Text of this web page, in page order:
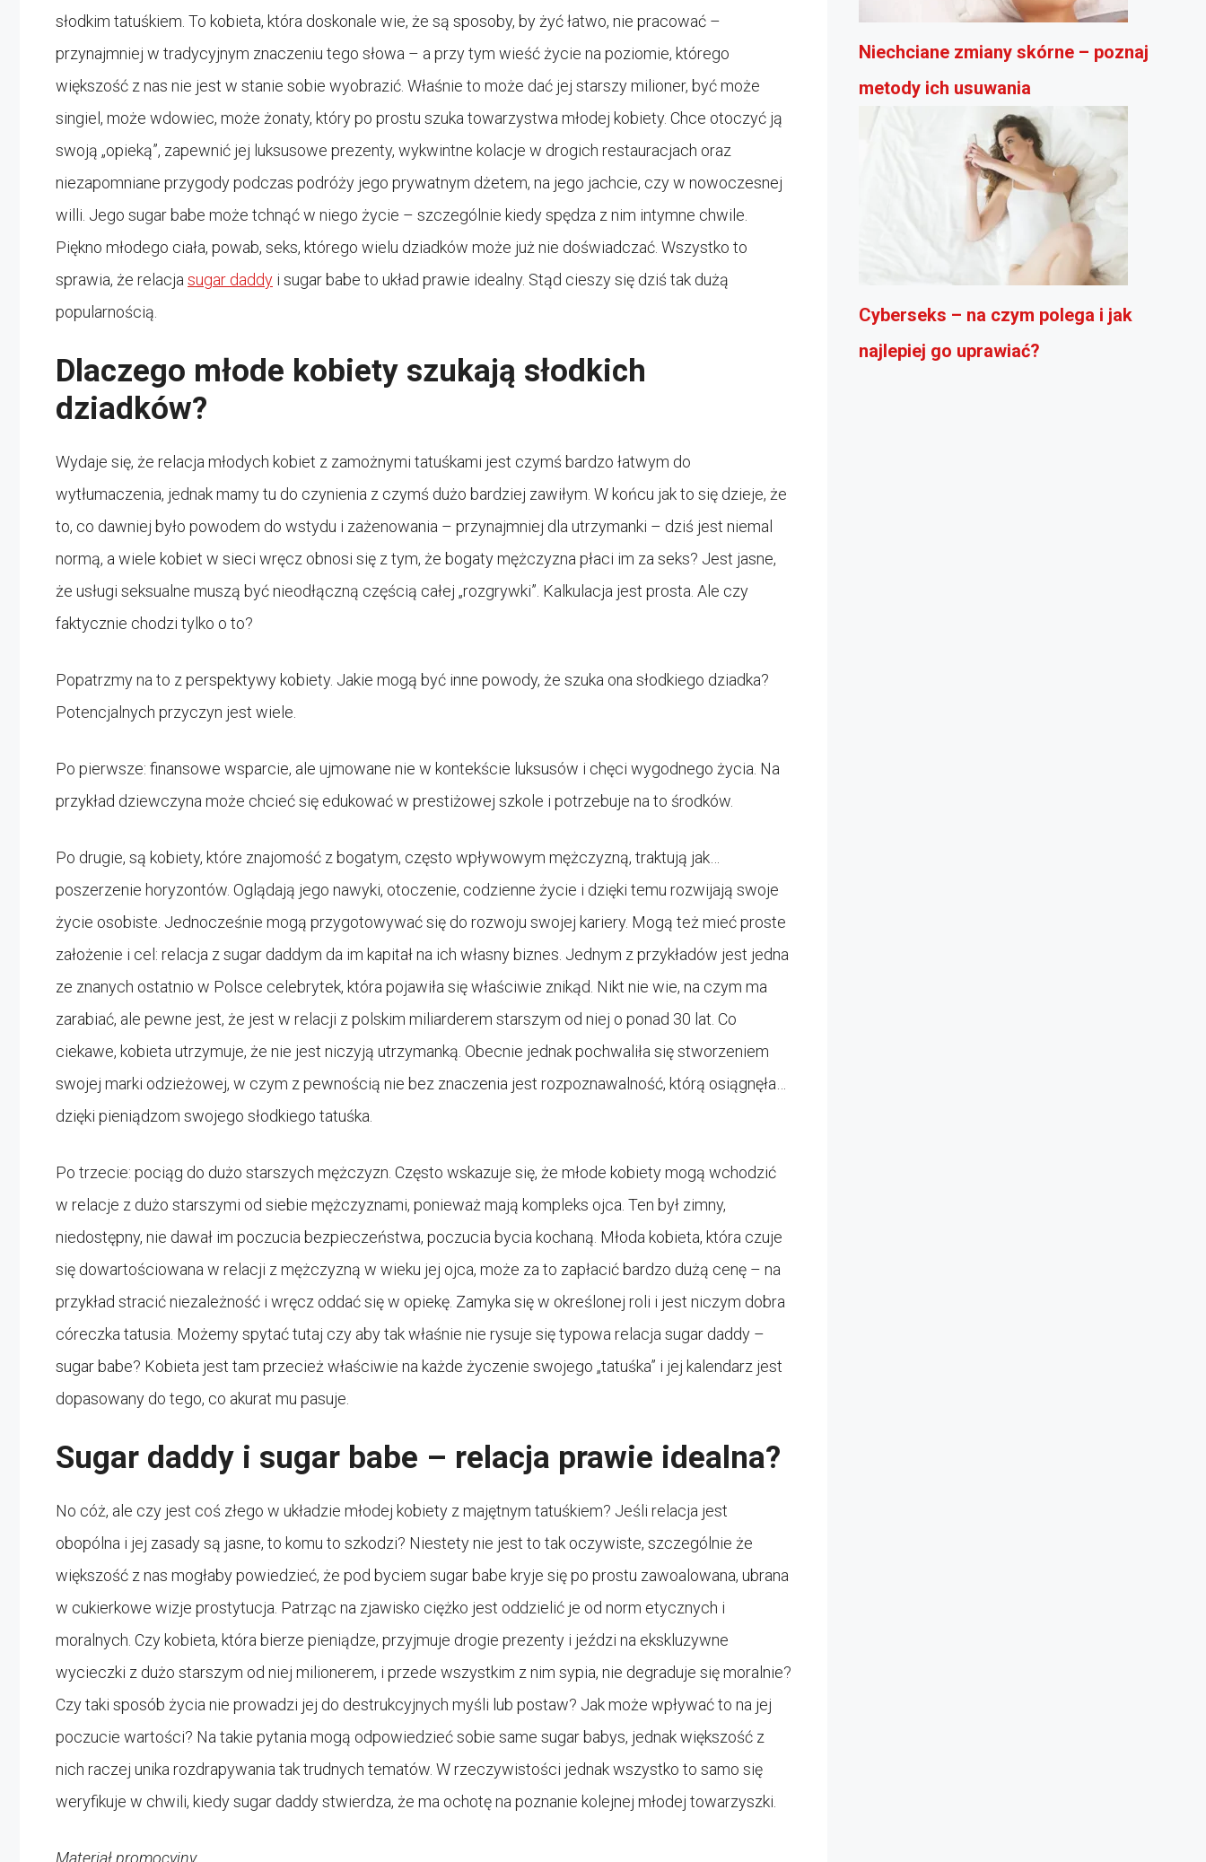
słodkim tatuśkiem. To kobieta, która doskonale wie, że są sposoby, by żyć łatwo, nie pracować –
przynajmniej w tradycyjnym znaczeniu tego słowa – a przy tym wieść życie na poziomie, którego
większość z nas nie jest w stanie sobie wyobrazić. Właśnie to może dać jej starszy milioner, być może
singiel, może wdowiec, może żonaty, który po prostu szuka towarzystwa młodej kobiety. Chce otoczyć ją
swoją „opieką”, zapewnić jej luksusowe prezenty, wykwintne kolacje w drogich restauracjach oraz
niezapomniane przygody podczas podróży jego prywatnym dżetem, na jego jachcie, czy w nowoczesnej
willi. Jego sugar babe może tchnąć w niego życie – szczególnie kiedy spędza z nim intymne chwile.
Piękno młodego ciała, powab, seks, którego wielu dziadków może już nie doświadczać. Wszystko to
sprawia, że relacjasugar daddy i sugar babe to układ prawie idealny. Stąd cieszy się dziś tak dużą
popularnością.
Dlaczego młode kobiety szukają słodkich
dziadków?
Wydaje się, że relacja młodych kobiet z zamożnymi tatuśkami jest czymś bardzo łatwym do
wytłumaczenia, jednak mamy tu do czynienia z czymś dużo bardziej zawiłym. W końcu jak to się dzieje, że
to, co dawniej było powodem do wstydu i zażenowania – przynajmniej dla utrzymanki – dziś jest niemal
normą, a wiele kobiet w sieci wręcz obnosi się z tym, że bogaty mężczyzna płaci im za seks? Jest jasne,
że usługi seksualne muszą być nieodłączną częścią całej „rozgrywki”. Kalkulacja jest prosta. Ale czy
faktycznie chodzi tylko o to?
Popatrzmy na to z perspektywy kobiety. Jakie mogą być inne powody, że szuka ona słodkiego dziadka?
Potencjalnych przyczyn jest wiele.
Po pierwsze: finansowe wsparcie, ale ujmowane nie w kontekście luksusów i chęci wygodnego życia. Na
przykład dziewczyna może chcieć się edukować w prestiżowej szkole i potrzebuje na to środków.
Po drugie, są kobiety, które znajomość z bogatym, często wpływowym mężczyzną, traktują jak…
poszerzenie horyzontów. Oglądają jego nawyki, otoczenie, codzienne życie i dzięki temu rozwijają swoje
życie osobiste. Jednocześnie mogą przygotowywać się do rozwoju swojej kariery. Mogą też mieć proste
założenie i cel: relacja z sugar daddym da im kapitał na ich własny biznes. Jednym z przykładów jest jedna
ze znanych ostatnio w Polsce celebrytek, która pojawiła się właściwie znikąd. Nikt nie wie, na czym ma
zarabiać, ale pewne jest, że jest w relacji z polskim miliarderem starszym od niej o ponad 30 lat. Co
ciekawe, kobieta utrzymuje, że nie jest niczyją utrzymanką. Obecnie jednak pochwaliła się stworzeniem
swojej marki odzieżowej, w czym z pewnością nie bez znaczenia jest rozpoznawalność, którą osiągnęła…
dzięki pieniądzom swojego słodkiego tatuśka.
Po trzecie: pociąg do dużo starszych mężczyzn. Często wskazuje się, że młode kobiety mogą wchodzić
w relacje z dużo starszymi od siebie mężczyznami, ponieważ mają kompleks ojca. Ten był zimny,
niedostępny, nie dawał im poczucia bezpieczeństwa, poczucia bycia kochaną. Młoda kobieta, która czuje
się dowartościowana w relacji z mężczyzną w wieku jej ojca, może za to zapłacić bardzo dużą cenę – na
przykład stracić niezależność i wręcz oddać się w opiekę. Zamyka się w określonej roli i jest niczym dobra
córeczka tatusia. Możemy spytać tutaj czy aby tak właśnie nie rysuje się typowa relacja sugar daddy –
sugar babe? Kobieta jest tam przecież właściwie na każde życzenie swojego „tatuśka” i jej kalendarz jest
dopasowany do tego, co akurat mu pasuje.
Sugar daddy i sugar babe – relacja prawie idealna?
No cóż, ale czy jest coś złego w układzie młodej kobiety z majętnym tatuśkiem? Jeśli relacja jest
obopólna i jej zasady są jasne, to komu to szkodzi? Niestety nie jest to tak oczywiste, szczególnie że
większość z nas mogłaby powiedzieć, że pod byciem sugar babe kryje się po prostu zawoalowana, ubrana
w cukierkowe wizje prostytucja. Patrząc na zjawisko ciężko jest oddzielić je od norm etycznych i
moralnych. Czy kobieta, która bierze pieniądze, przyjmuje drogie prezenty i jeździ na ekskluzywne
wycieczki z dużo starszym od niej milionerem, i przede wszystkim z nim sypia, nie degraduje się moralnie?
Czy taki sposób życia nie prowadzi jej do destrukcyjnych myśli lub postaw? Jak może wpływać to na jej
poczucie wartości? Na takie pytania mogą odpowiedzieć sobie same sugar babys, jednak większość z
nich raczej unika rozdrapywania tak trudnych tematów. W rzeczywistości jednak wszystko to samo się
weryfikuje w chwili, kiedy sugar daddy stwierdza, że ma ochotę na poznanie kolejnej młodej towarzyszki.
Niechciane zmiany skórne – poznaj
metody ich usuwania
Cyberseks – na czym polega i jak
najlepiej go uprawiać?